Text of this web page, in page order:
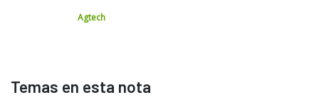
Agtech
Temas en esta nota